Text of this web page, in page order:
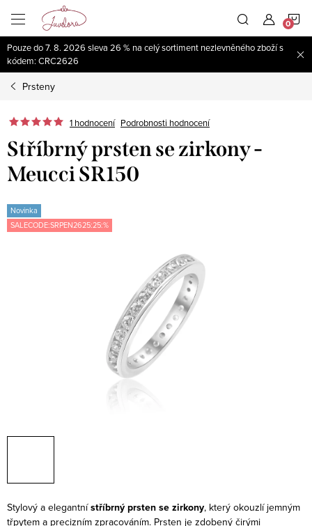
obsah
Pouze do 7. 8. 2026 sleva 26 % na celý sortiment nezlevněného zboží s
kódem: CRC2626
Prsteny
1 hodnocení Podrobnosti hodnocení
Stříbrný prsten se zirkony -
Meucci SR150
Novinka
SALECODE:SRPEN2625:25:%
Stylový a elegantnístříbrný prsten se zirkony, který okouzlí jemným
třpytem a precizním zpracováním. Prsten je zdobený čirými